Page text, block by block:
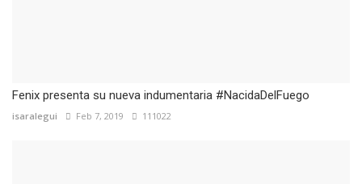
Fenix presenta su nueva indumentaria #NacidaDelFuego
isaralegui Feb 7, 2019 111022